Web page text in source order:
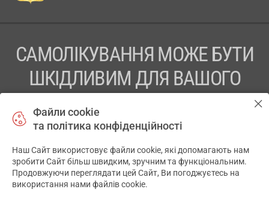
САМОЛІКУВАННЯ МОЖЕ БУТИ
ШКІДЛИВИМ ДЛЯ ВАШОГО
ПЕРЕД ЗАСТОСУВАННЯМ ПРЕПАРАТУ ПРОКОНСУЛЬТУЙТЕСЬ
ТОВ «АПТЕКА 911.ЮА» Код ЄДРПОУ 43631965.
Відмова від відповідальності
Файли cookie
та політика конфіденційності
Наш Сайт використовує файли cookie, які допомагають нам
зробити Сайт більш швидким, зручним та функціональним.
Продовжуючи переглядати цей Сайт, Ви погоджуєтесь на
використання нами файлів cookie.
✕